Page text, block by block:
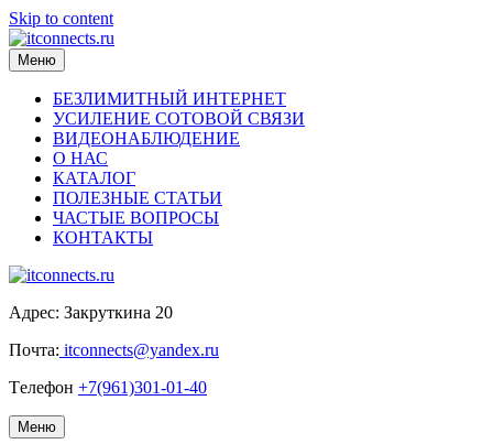
Skip to content
Меню
БЕЗЛИМИТНЫЙ ИНТЕРНЕТ
УСИЛЕНИЕ СОТОВОЙ СВЯЗИ
ВИДЕОНАБЛЮДЕНИЕ
О НАС
КАТАЛОГ
ПОЛЕЗНЫЕ СТАТЬИ
ЧАСТЫЕ ВОПРОСЫ
КОНТАКТЫ
Адрес: Закруткина 20
Почта: itconnects@yandex.ru
Tелефон +7(961)301-01-40
Меню